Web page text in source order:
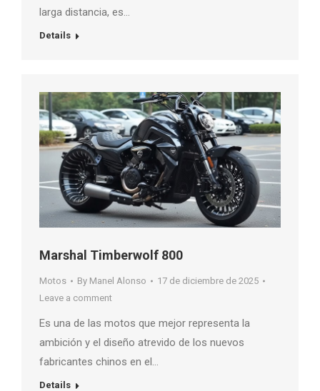
larga distancia, es…
Details
Marshal Timberwolf 800
Motos By Manel Alonso
17 de diciembre de 2025
Leave a comment
Es una de las motos que mejor representa la
ambición y el diseño atrevido de los nuevos
fabricantes chinos en el…
Details